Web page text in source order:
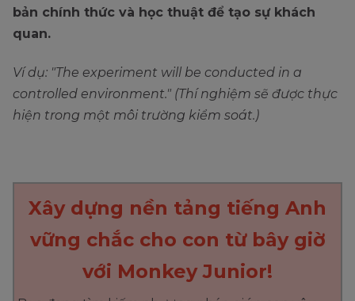
bản chính thức và học thuật để tạo sự khách
quan.
Ví dụ: "The experiment will be conducted in a
controlled environment." (Thí nghiệm sẽ được thực
hiện trong một môi trường kiểm soát.)
Xây dựng nền tảng tiếng Anh
vững chắc cho con từ bây giờ
với Monkey Junior!